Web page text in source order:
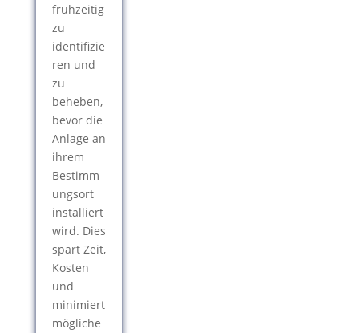
frühzeitig
zu
identifizie
ren und
zu
beheben,
bevor die
Anlage an
ihrem
Bestimm
ungsort
installiert
wird. Dies
spart Zeit,
Kosten
und
minimiert
mögliche